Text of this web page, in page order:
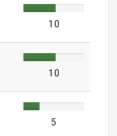
10
10
5